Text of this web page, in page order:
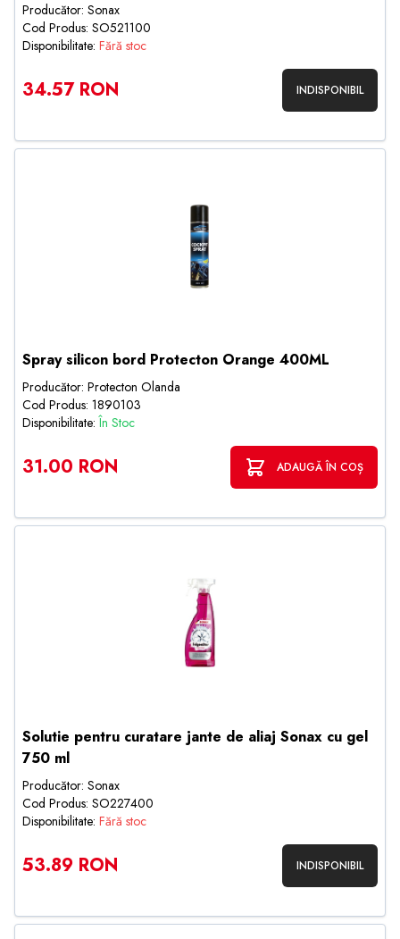
Producător: Sonax
Cod Produs: SO521100
Disponibilitate: Fără stoc
34.57 RON INDISPONIBIL
Spray silicon bord Protecton Orange 400ML
Producător: Protecton Olanda
Cod Produs: 1890103
Disponibilitate:În Stoc
31.00 RON ADAUGĂ ÎN COȘ
Solutie pentru curatare jante de aliaj Sonax cu gel
750 ml
Producător: Sonax
Cod Produs: SO227400
Disponibilitate: Fără stoc
53.89 RON INDISPONIBIL